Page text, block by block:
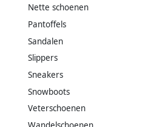
Nette schoenen
Pantoffels
Sandalen
Slippers
Sneakers
Snowboots
Veterschoenen